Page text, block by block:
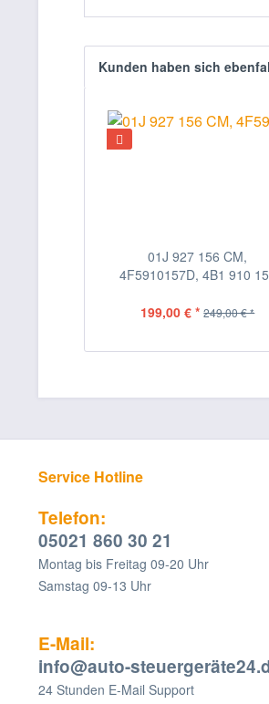
Kunden haben sich
01J 927 156 CM,
4F5910157D, 4B1 910
199,00 € * 249,00 € *
Service Hotline
Telefon:
05021 860 30 21
Montag bis Freitag 09-20 Uhr
Samstag 09-13 Uhr
E-Mail:
info@auto-
24 Stunden E-Mail Support